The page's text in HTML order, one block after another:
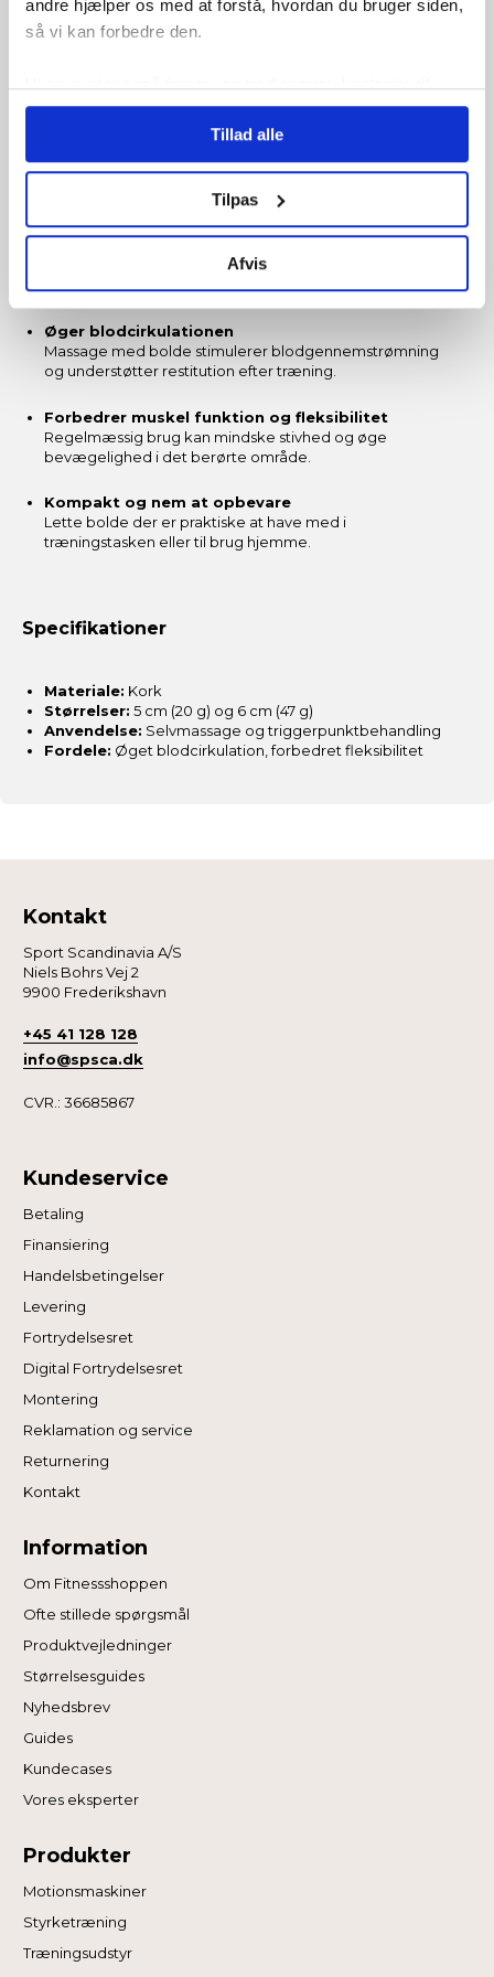
andre hjælper os med at forstå, hvordan du bruger siden,
så vi kan forbedre den.
Vi anvender også første- og tredjepartsteknologier til
marketing formål. Klik på “Tillad alle” for at fortsætte som
angivet, eller klik på “Tilpas” for at vælge, hvilke typer
cookies du vil acceptere.
Tillad alle
Tilpas
Afvis
Fordele og egenskaber
Naturligt og miljøvenligt materiale, der giver en fast, men
To størrelser for præcision
En 5 cm (20 g) og en 6 cm (47 g) bold dækker både små
triggerpunkter og større muskelområder.
Designet til let at kunne rulles over spændte muskler
uden behov for hjælp fra en anden.
Øger blodcirkulationen
Massage med bolde stimulerer blodgennemstrømning
og understøtter restitution efter træning.
Forbedrer muskel funktion og fleksibilitet
Regelmæssig brug kan mindske stivhed og øge
bevægelighed i det berørte område.
Kompakt og nem at opbevare
Lette bolde der er praktiske at have med i
træningstasken eller til brug hjemme.
Specifikationer
Materiale: Kork
Størrelser: 5 cm (20 g) og 6 cm (47 g)
Anvendelse: Selvmassage og triggerpunktbehandling
Fordele: Øget blodcirkulation, forbedret fleksibilitet
Kontakt
Sport Scandinavia A/S
Niels Bohrs Vej 2
9900 Frederikshavn
+45 41 128 128
info@spsca.dk
CVR.: 36685867
Kundeservice
Betaling
Finansiering
Handelsbetingelser
Levering
Fortrydelsesret
Digital Fortrydelsesret
Montering
Reklamation og service
Returnering
Kontakt
Information
Om Fitnessshoppen
Ofte stillede spørgsmål
Produktvejledninger
Størrelsesguides
Nyhedsbrev
Guides
Kundecases
Vores eksperter
Produkter
Motionsmaskiner
Styrketræning
Træningsudstyr